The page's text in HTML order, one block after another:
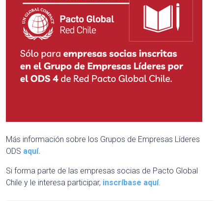
Más información sobre los Grupos de Empresas Líderes
ODS aquí.
Si forma parte de las empresas socias de Pacto Global
Chile y le interesa participar, inscríbase aquí.